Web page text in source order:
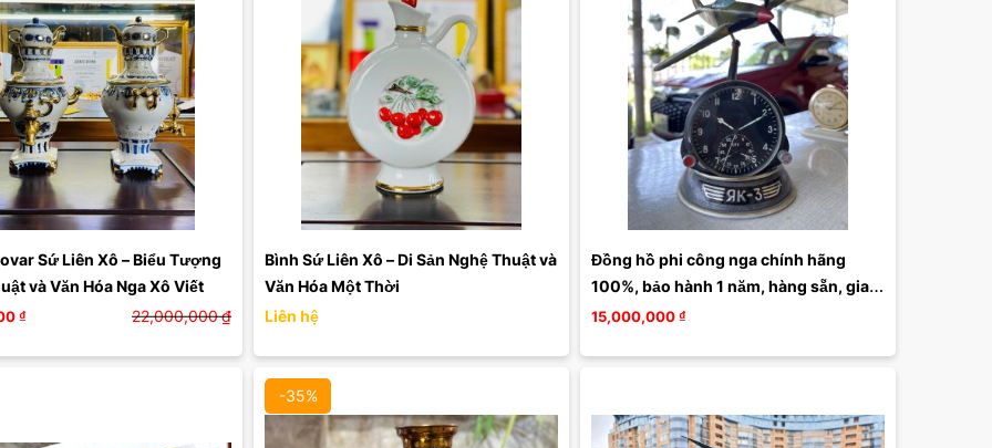
Sứ Liên Xô – Biểu Tượng
và Văn Hóa Nga Xô Viết
₫ 22,000,000₫
Bình Sứ Liên Xô – Di Sản Nghệ Thuật và
Văn Hóa Một Thời
Liên hệ
Đồng hồ phi công nga chính hãng
100%, bảo hành 1 năm, hàng sẵn, giao
hàng tận nơi
15,000,000₫
-35%
Màu mặt:
Xóa